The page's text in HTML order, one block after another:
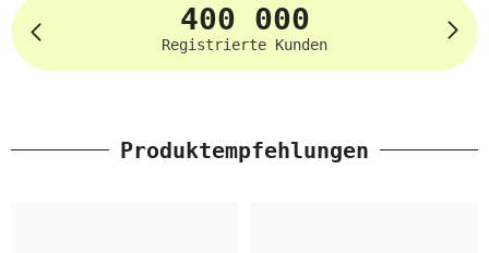
400 000
Registrierte Kunden
Produktempfehlungen